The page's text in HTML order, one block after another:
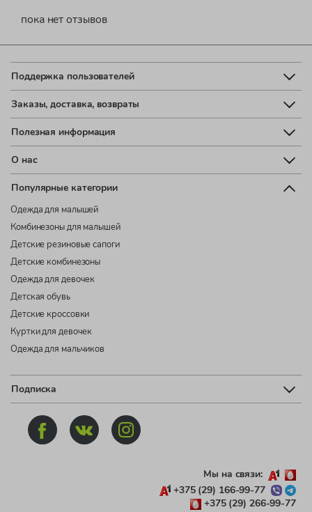
пока нет отзывов
Поддержка пользователей
Заказы, доставка, возвраты
Полезная информация
О нас
Популярные категории
Одежда для малышей
Комбинезоны для малышей
Детские резиновые сапоги
Детские комбинезоны
Одежда для девочек
Детская обувь
Детские кроссовки
Куртки для девочек
Одежда для мальчиков
Подписка
Мы на связи:
+375 (29) 166-99-77
+375 (29) 266-99-77